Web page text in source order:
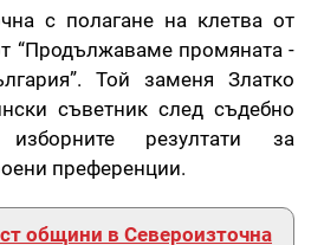
с полагане на клетва от
“Продължаваме промяната -
Той заменя Златко
съветник след съдебно
резултати за
преференции.
общини в Североизточна